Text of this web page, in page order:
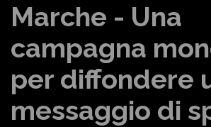
Marche - Una
campagna
per diffondere
messaggio di